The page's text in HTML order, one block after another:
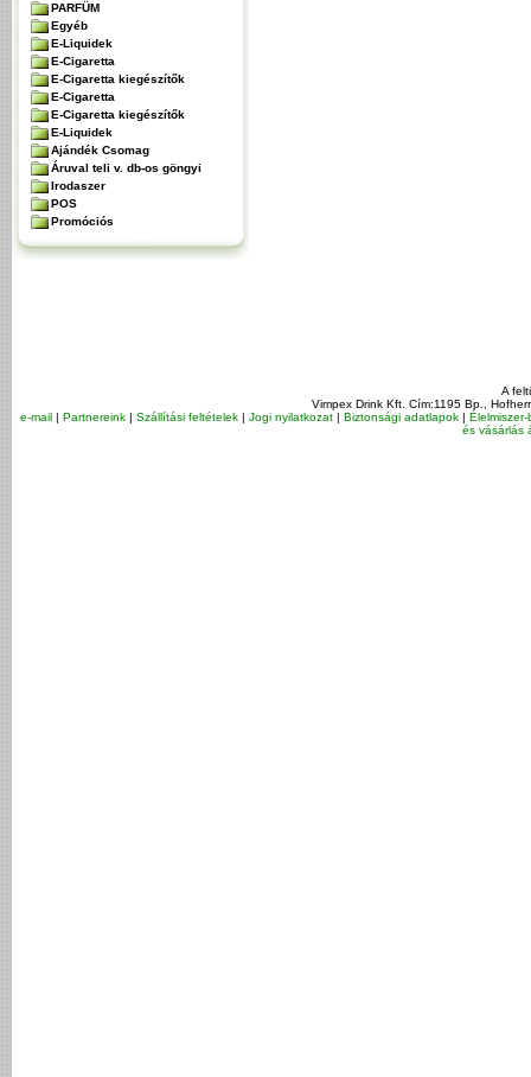
PARFÜM
Egyéb
E-Liquidek
E-Cigaretta
E-Cigaretta kiegészítők
E-Cigaretta
E-Cigaretta kiegészítők
E-Liquidek
Ajándék Csomag
Áruval teli v. db-os göngyi
Irodaszer
POS
Promóciós
A
Vimpex Drink Kft. Cím:1195 Bp.,
e-mail| Partnereink| Szállítási feltételek| Jogi nyilatkozat| Biztonsági adatlapok|
és vásárlás